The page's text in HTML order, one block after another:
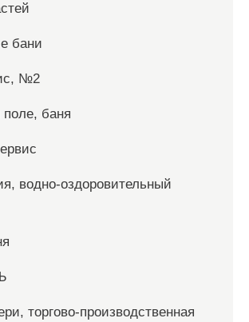
бани
№2
баня
водно-оздоровительный
торгово-производственная